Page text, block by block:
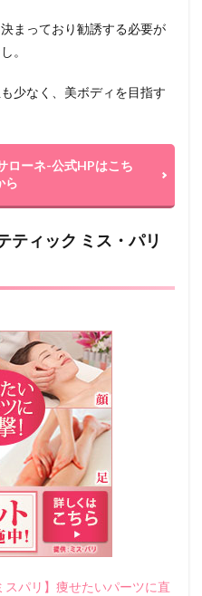
まっており勧誘する必要が
。
少なく、美ボディを目指す
ローネ-公式HPはこち
ら
ティック ミス・パリ
パリ】痩せたいパーツに直